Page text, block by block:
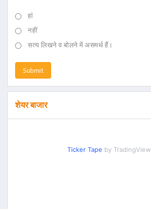
हां
नहीं
सत्य लिखने व बोलने में असमर्थ हैं।
Submit
शेयर बाजार
Ticker Tape by TradingView